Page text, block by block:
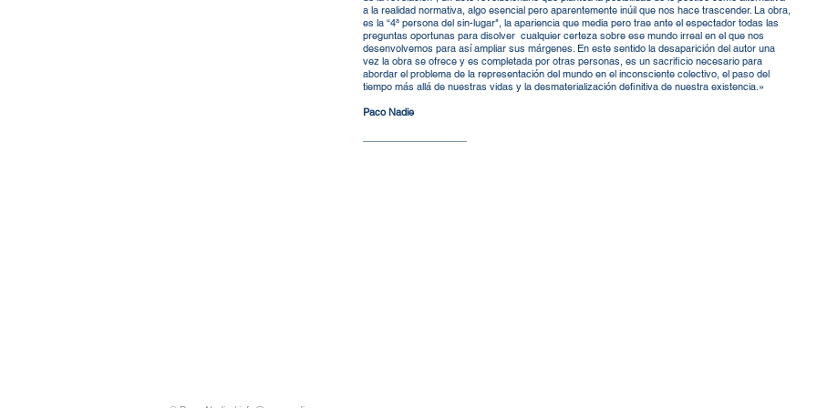
a la realidad normativa, algo esencial pero aparentemente inúil que nos hace trascender. La obra,
es la “4ª persona del sin-lugar", la apariencia que media pero trae ante el espectador todas las
preguntas oportunas para disolver cualquier certeza sobre ese mundo irreal en el que nos
desenvolvemos para así ampliar sus márgenes. En este sentido la desaparición del autor una
vez la obra se ofrece y es completada por otras personas, es un sacrificio necesario para
abordar el problema de la representación del mundo en el inconsciente colectivo, el paso del
tiempo más allá de nuestras vidas y la desmaterialización definitiva de nuestra existencia.»
Paco Nadie